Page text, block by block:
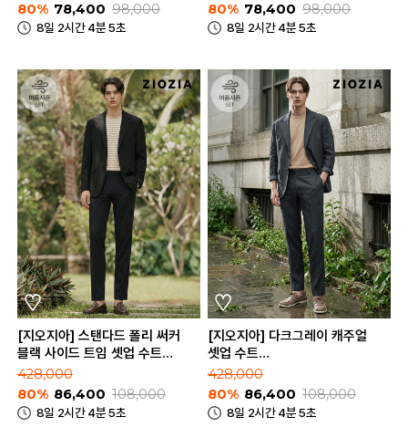
80% 78,400 98,000
8일 2시간 4분 5초
80% 78,400 98,000
8일 2시간 4분 5초
[지오지아] 스탠다드 폴리 써커
블랙 사이드 트임 셋업 수트
(AEE2KG1601_AEE2PP1601_BK)
428,000
80% 86,400 108,000
8일 2시간 4분 5초
[지오지아] 다크그레이 캐주얼
셋업 수트
428,000
80% 86,400 108,000
8일 2시간 4분 5초